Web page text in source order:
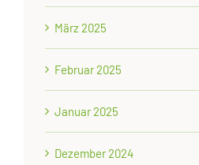
März 2025
Februar 2025
Januar 2025
Dezember 2024